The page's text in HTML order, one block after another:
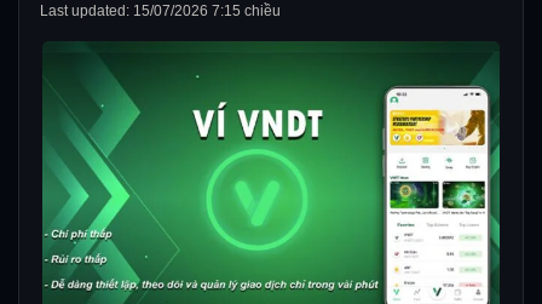
Last updated: 15/07/2026 7:15 chiều